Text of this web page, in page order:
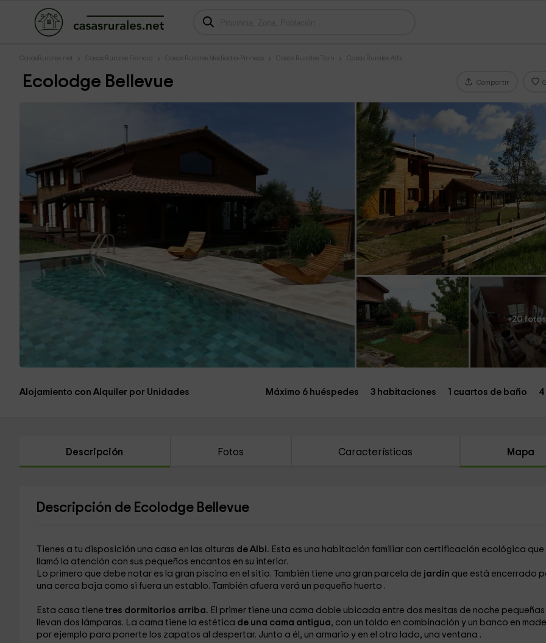
CasasRurales.net Casas Rurales Francia Casas Rurales Mediodía-Pirineos Casas Rurales Tarn Casas Rurales Albi
Ecolodge Bellevue Compartir
+20 fotos
Alojamiento con Alquiler por Unidades Máximo 6 huéspedes 3 habitaciones 1 cuartos de baño
Descripción Fotos Características Mapa
Descripción de Ecolodge Bellevue
Tienes a tu disposición una casa en las alturas de Albi. Esta es una habitación familiar con certificación ecológica que
llamó la atención con sus pequeños encantos en su interior.
Lo primero que debe notar es la gran piscina en el sitio. También tiene una gran parcela de jardín que está encerrado
una cerca baja como si fuera un establo. También afuera verá un pequeño huerto .
Esta casa tiene tres dormitorios arriba. El primer tiene una cama doble ubicada entre dos mesitas de noche pequeñas
llevan dos lámparas. La cama tiene la estética de una cama antigua, con un toldo en combinación y un banco en
por ejemplo para ponerte los zapatos al despertar. Junto a él, un armario y en el otro lado, una ventana .